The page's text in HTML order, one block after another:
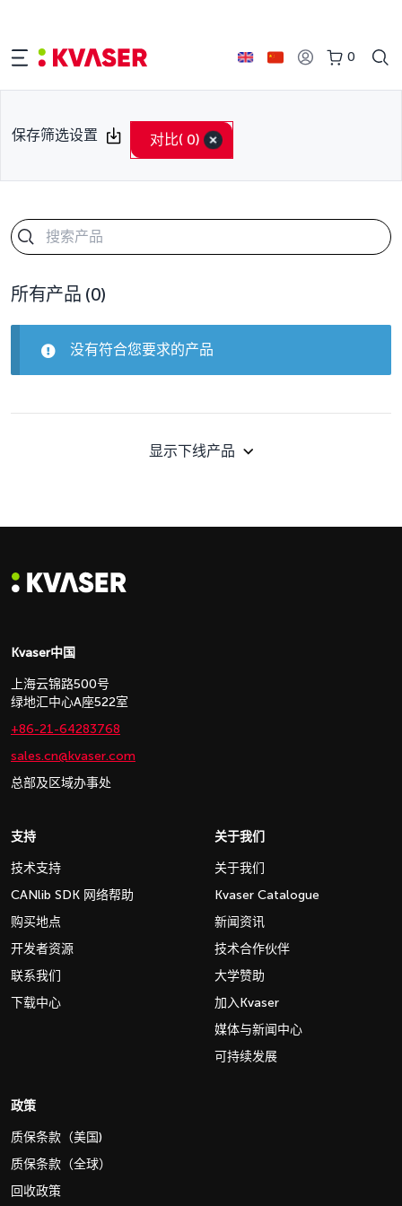
0
保存筛选设置 对比( 0)
所有产品 (0)
没有符合您要求的产品
显示下线产品
Kvaser中国
上海云锦路500号
绿地汇中心A座522室
+86-21-64283768
sales.cn@kvaser.com
总部及区域办事处
支持
技术支持
CANlib SDK 网络帮助
购买地点
开发者资源
联系我们
下载中心
关于我们
关于我们
Kvaser Catalogue
新闻资讯
技术合作伙伴
大学赞助
加入Kvaser
媒体与新闻中心
可持续发展
政策
质保条款（美国)
质保条款（全球）
回收政策